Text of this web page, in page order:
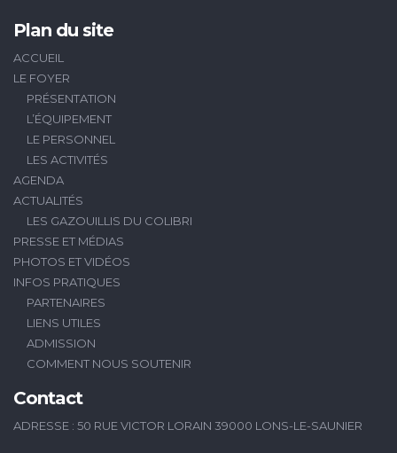
Plan du site
ACCUEIL
LE FOYER
PRÉSENTATION
L’ÉQUIPEMENT
LE PERSONNEL
LES ACTIVITÉS
AGENDA
ACTUALITÉS
LES GAZOUILLIS DU COLIBRI
PRESSE ET MÉDIAS
PHOTOS ET VIDÉOS
INFOS PRATIQUES
PARTENAIRES
LIENS UTILES
ADMISSION
COMMENT NOUS SOUTENIR
Contact
ADRESSE : 50 RUE VICTOR LORAIN 39000 LONS-LE-SAUNIER